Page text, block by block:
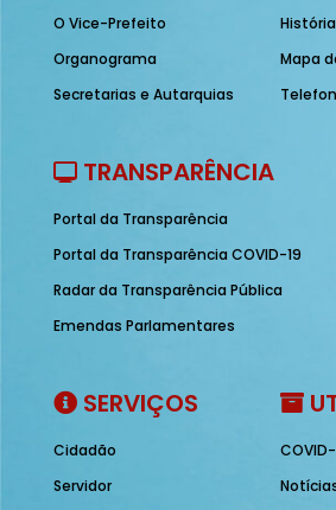
O Vice-Prefeito
Organograma
Secretarias e Autarquias
História
Mapa
TRANSPARÊNCIA
Portal da Transparência
Portal da Transparência COVID-19
Radar da Transparência Pública
Emendas Parlamentares
SERVIÇOS
Cidadão
Servidor
COVID-